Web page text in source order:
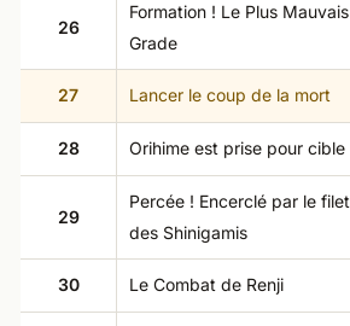
26
Formation ! Le Plus Mauvais
Grade
27 Lancer le coup de la mort
28 Orihime est prise pour cible
29
Percée ! Encerclé par le filet
des Shinigamis
30 Le Combat de Renji